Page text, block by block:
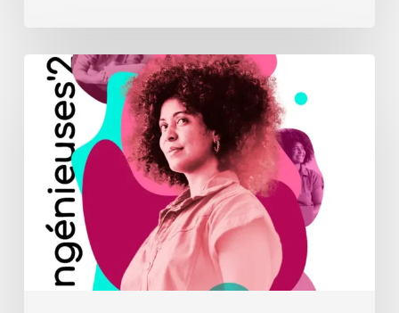
Ingénieures
écoles
action
découvrez
nominées